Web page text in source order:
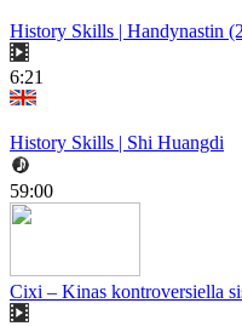
History Skills | Handynastin
6:21
History Skills | Shi Huangdi
59:00
Cixi – Kinas kontroversiella